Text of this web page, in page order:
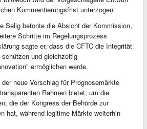
Kommentierungsfrist unterzogen.
Selig betonte die Absicht der Kommission,
Schritte im Regelungsprozess
sagte er, dass die CFTC die Integrität
und gleichzeitig
ermöglichen werde.
neue Vorschlag für Prognosemärkte
Rahmen bietet, um die
die der Kongress der Behörde zur
hat, während legitime Märkte weiterhin